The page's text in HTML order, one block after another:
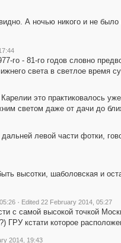
А ночью никого и не было
го - 81-го годов словно
света в светлое время
это практиковалось
светом даже от дачи до
левой части фотки,
высотки, шаболовская и
· Edited 22 February 2014, 05:27
с самой высокой точкой
ГРУ кстати которое
2014, 19:43